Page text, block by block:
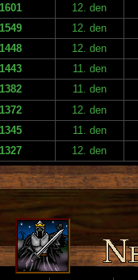
1601
12. den
1549
12. den
1448
12. den
1443
11. den
1382
11. den
1372
12. den
1345
11. den
1327 12. den